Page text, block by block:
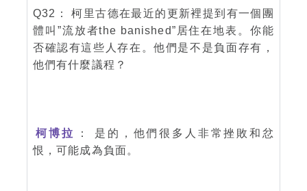
Q32： 柯里古德在最近的更新裡提到有一個團
體叫”流放者the banished”居住在地表。你能
否確認有這些人存在。他們是不是負面存有，
他們有什麼議程？
柯博拉
： 是的，他們很多人非常挫敗和忿
恨，可能成為負面。